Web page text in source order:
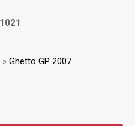
» Ghetto GP 2007